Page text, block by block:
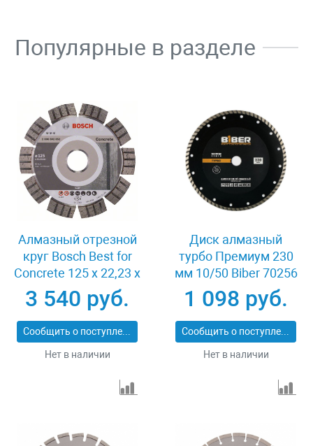
Популярные в разделе
Алмазный отрезной
круг Bosch Best for
Concrete 125 x 22,23 x
2,2 x 12 mm
3 540 руб.
Сообщить о поступлении
Нет в наличии
Диск алмазный
турбо Премиум 230
мм 10/50 Biber 70256
1 098 руб.
Сообщить о поступлении
Нет в наличии